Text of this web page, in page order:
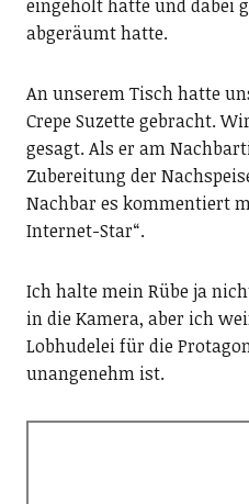
eingeholt hatte und dabei
abgeräumt hatte.
An unserem Tisch hatte
Crepe Suzette gebracht.
gesagt. Als er am
Zubereitung der
Nachbar es kommentiert
Internet-Star“.
Ich halte mein Rübe ja
in die Kamera, aber ich
Lobhudelei für die
unangenehm ist.